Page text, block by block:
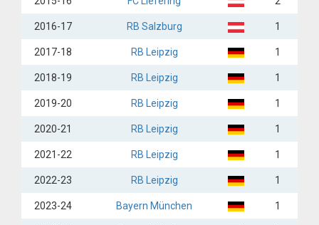
2016-17 RB Salzburg 1
2017-18 RB Leipzig 1
2018-19 RB Leipzig 1
2019-20 RB Leipzig 1
2020-21 RB Leipzig 1
2021-22 RB Leipzig 1
2022-23 RB Leipzig 1
2023-24 Bayern München 1